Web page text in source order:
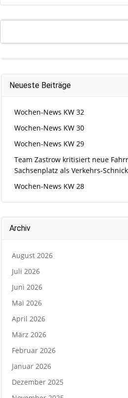
Neueste Beiträge
Wochen-News KW 32
Wochen-News KW 30
Wochen-News KW 29
Team Zastrow kritisiert neue
Sachsenplatz als Verkehrs-
Wochen-News KW 28
Archiv
August 2026
Juli 2026
Juni 2026
Mai 2026
April 2026
März 2026
Februar 2026
Januar 2026
Dezember 2025